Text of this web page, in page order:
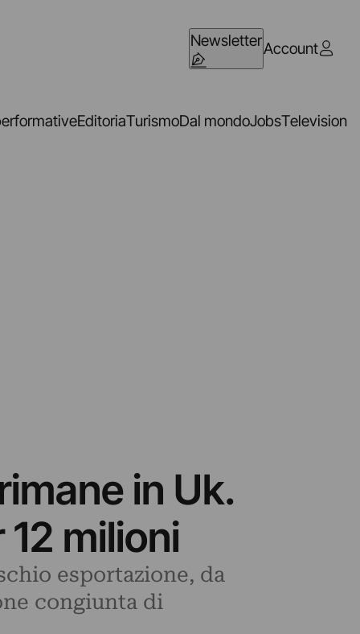
NewsletterAccount
EditoriaTurismoDal mondoJobsTelevision
in Uk.
milioni
esportazione, da
congiunta di